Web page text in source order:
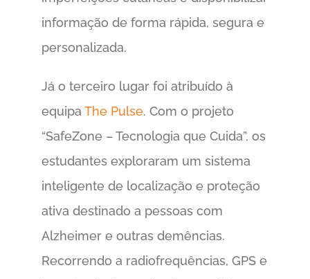
informação de forma rápida, segura e
personalizada.
Já o terceiro lugar foi atribuído à
equipa The Pulse. Com o projeto
“SafeZone – Tecnologia que Cuida”, os
estudantes exploraram um sistema
inteligente de localização e proteção
ativa destinado a pessoas com
Alzheimer e outras demências.
Recorrendo a radiofrequências, GPS e